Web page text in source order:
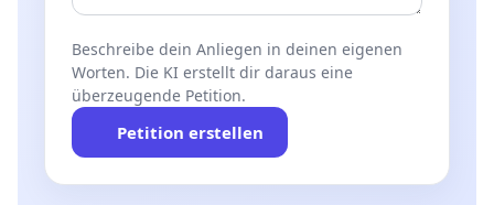
Beschreibe dein Anliegen in deinen eigenen
Worten. Die KI erstellt dir daraus eine
überzeugende Petition.
Petition erstellen